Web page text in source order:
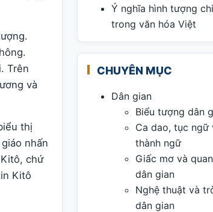
Trên
và
thị
nhấn
chứ
Kitô
Ý nghĩa hình tượng
trong văn hóa Việt
CHUYÊN MỤC
Dân gian
Biểu tượng dân
Ca dao, tục ngữ
thành ngữ
Giấc mơ và
dân gian
Nghệ thuật và
dân gian